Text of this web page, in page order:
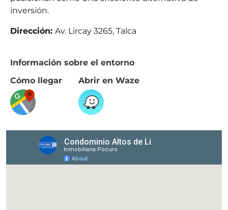
inversión.
Dirección:Av. Lircay 3265, Talca
Información sobre el entorno
Cómo llegar
Abrir en Waze